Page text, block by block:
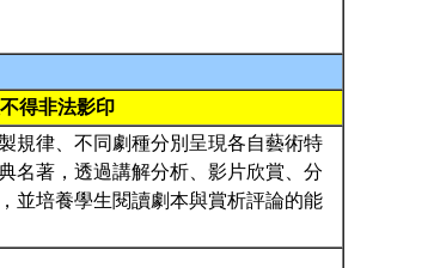
得非法影印
規律、不同劇種分別呈現各自藝術特
名著，透過講解分析、影片欣賞、分
並培養學生閱讀劇本與賞析評論的能